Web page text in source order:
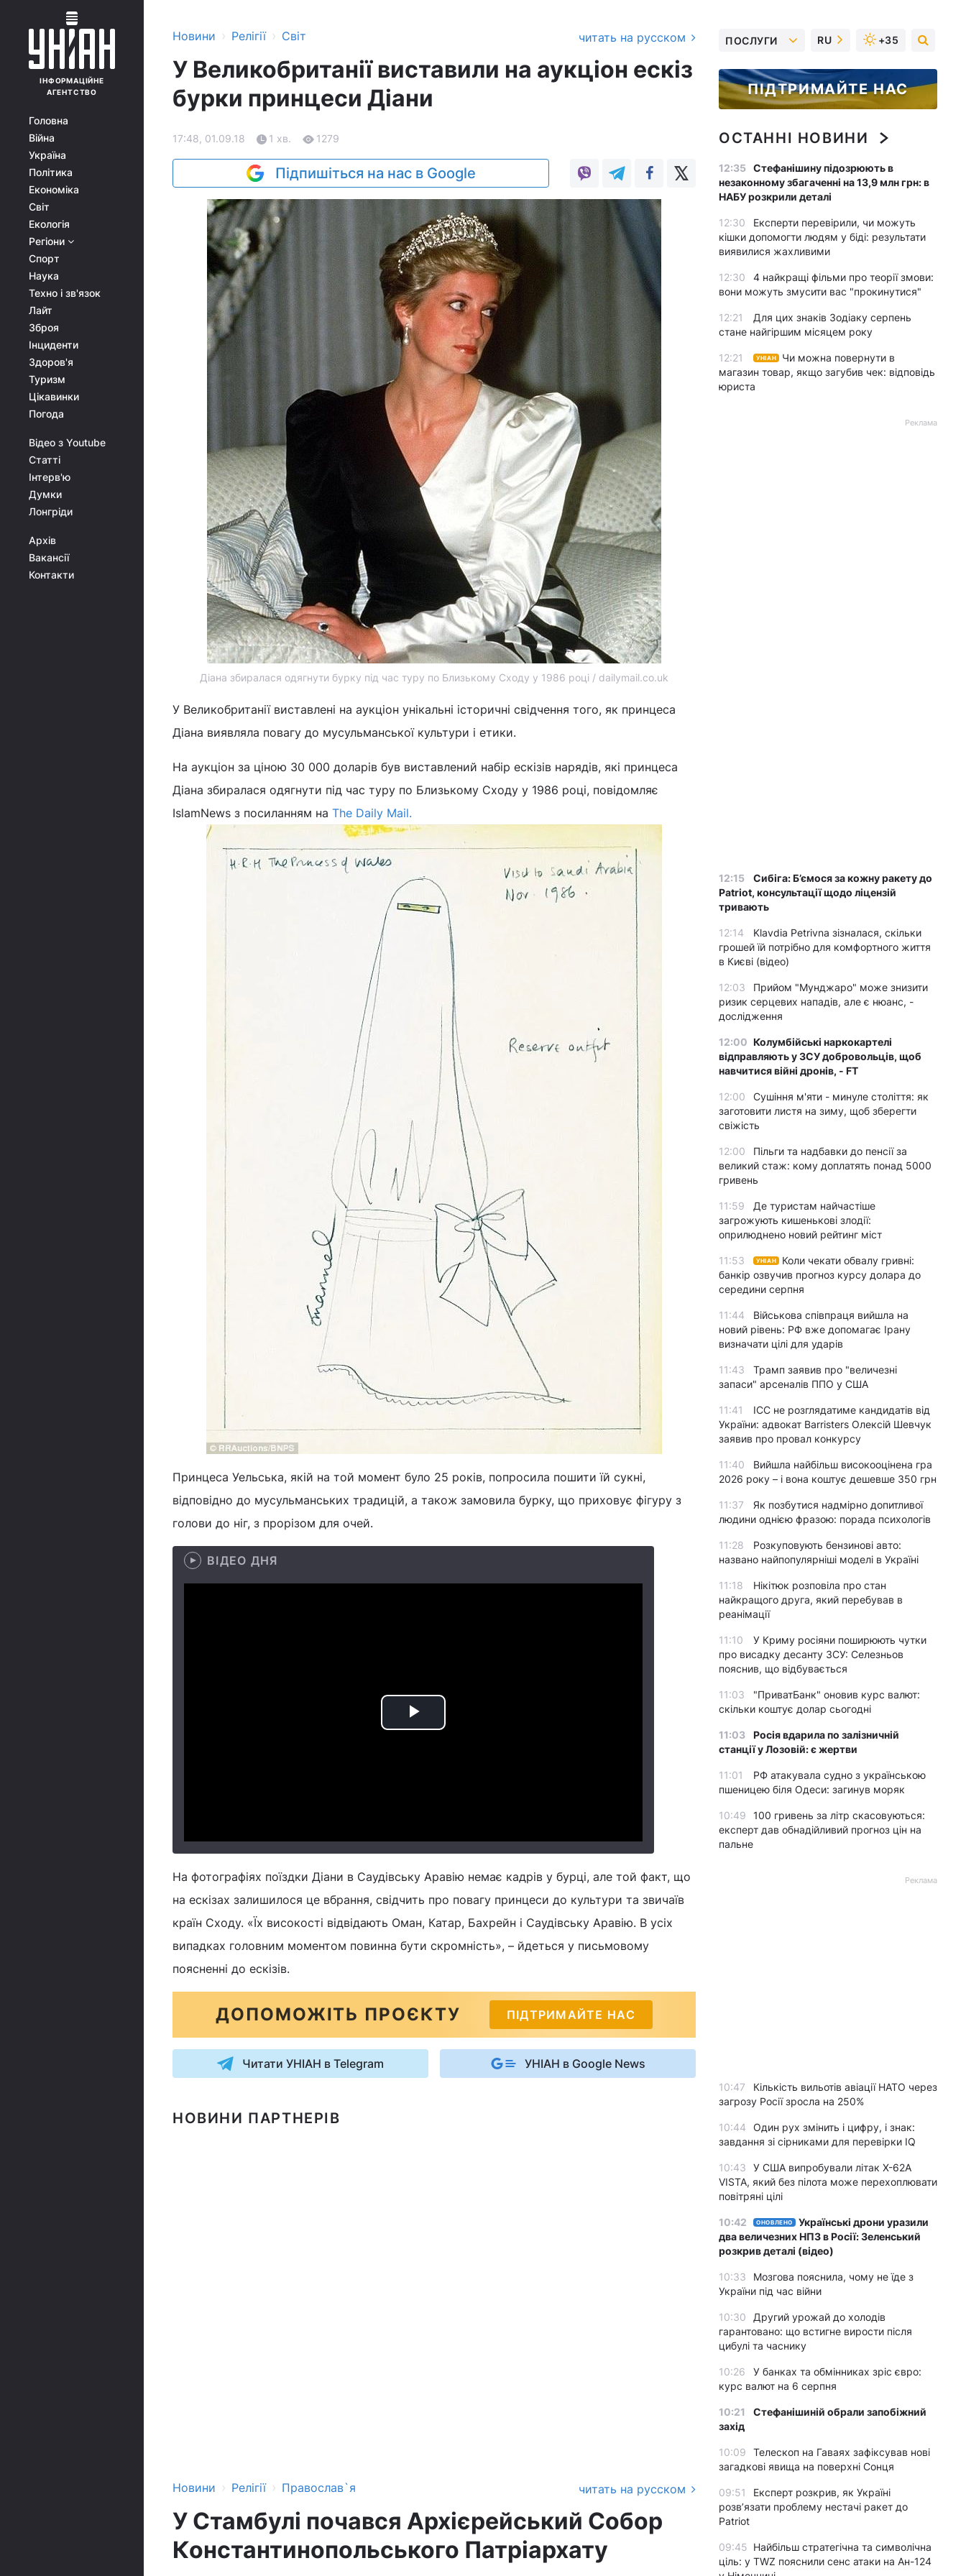
ІНФОРМАЦІЙНЕ
АГЕНТСТВО
Головна
Війна
Україна
Політика
Економіка
Світ
Екологія
Регіони
Спорт
Наука
Техно і зв'язок
Лайт
Зброя
Інциденти
Здоров'я
Туризм
Цікавинки
Погода
Відео з Youtube
Статті
Інтерв'ю
Думки
Лонгріди
Архів
Вакансії
Контакти
Новини › Релігії › Світ читать на русском
У Великобританії виставили на аукціон ескіз
бурки принцеси Діани
17:48, 01.09.18 1 хв. 1279
Підпишіться на нас в Google
Діана збиралася одягнути бурку під час туру по Близькому Сходу у 1986 році / dailymail.co.uk
У Великобританії виставлені на аукціон унікальні історичні свідчення того, як принцеса
Діана виявляла повагу до мусульманської культури і етики.
На аукціон за ціною 30 000 доларів був виставлений набір ескізів нарядів, які принцеса
Діана збиралася одягнути під час туру по Близькому Сходу у 1986 році, повідомляє
IslamNews з посиланням на The Daily Mail.
Принцеса Уельська, якій на той момент було 25 років, попросила пошити їй сукні,
відповідно до мусульманських традицій, а також замовила бурку, що приховує фігуру з
голови до ніг, з прорізом для очей.
ВІДЕО ДНЯ
Play
На фотографіях поїздки Діани в Саудівську Аравію немає кадрів у бурці, але той факт, що
на ескізах залишилося це вбрання, свідчить про повагу принцеси до культури та звичаїв
країн Сходу. «Їх високості відвідають Оман, Катар, Бахрейн і Саудівську Аравію. В усіх
випадках головним моментом повинна бути скромність», – йдеться у письмовому
поясненні до ескізів.
ДОПОМОЖІТЬ ПРОЄКТУ ПІДТРИМАЙТЕ НАС
Читати УНІАН в Telegram УНІАН в Google News
НОВИНИ ПАРТНЕРІВ
Новини › Релігії › Православ`я читать на русском
У Стамбулі почався Архієрейський Собор
Константинопольського Патріархату
ПОСЛУГИ RU +35
ПІДТРИМАЙТЕ НАС
ОСТАННІ НОВИНИ
12:35 Стефанішину підозрюють в
незаконному збагаченні на 13,9 млн грн: в
НАБУ розкрили деталі
12:30
Експерти перевірили, чи можуть
кішки допомогти людям у біді: результати
виявилися жахливими
12:30
4 найкращі фільми про теорії змови:
вони можуть змусити вас "прокинутися"
12:21
Для цих знаків Зодіаку серпень
стане найгіршим місяцем року
12:21 УНІАН
Чи можна повернути в
магазин товар, якщо загубив чек: відповідь
юриста
Реклама
12:15
Сибіга: Б’ємося за кожну ракету до
Patriot, консультації щодо ліцензій
тривають
12:14
Klavdia Petrivna зізналася, скільки
грошей їй потрібно для комфортного життя
в Києві (відео)
12:03
Прийом "Мунджаро" може знизити
ризик серцевих нападів, але є нюанс, -
дослідження
12:00 Колумбійські наркокартелі
відправляють у ЗСУ добровольців, щоб
навчитися війні дронів, - FT
12:00
Сушіння м'яти - минуле століття: як
заготовити листя на зиму, щоб зберегти
свіжість
12:00
Пільги та надбавки до пенсії за
великий стаж: кому доплатять понад 5000
гривень
11:59
Де туристам найчастіше
загрожують кишенькові злодії:
оприлюднено новий рейтинг міст
11:53 УНІАН
Коли чекати обвалу гривні:
банкір озвучив прогноз курсу долара до
середини серпня
11:44
Військова співпраця вийшла на
новий рівень: РФ вже допомагає Ірану
визначати цілі для ударів
11:43
Трамп заявив про "величезні
запаси" арсеналів ППО у США
11:41
ICC не розглядатиме кандидатів від
України: адвокат Barristers Олексій Шевчук
заявив про провал конкурсу
11:40
Вийшла найбільш високооцінена гра
2026 року – і вона коштує дешевше 350 грн
11:37
Як позбутися надмірно допитливої
людини однією фразою: порада психологів
11:28
Розкуповують бензинові авто:
названо найпопулярніші моделі в Україні
11:18
Нікітюк розповіла про стан
найкращого друга, який перебував в
реанімації
11:10
У Криму росіяни поширюють чутки
про висадку десанту ЗСУ: Селезньов
пояснив, що відбувається
11:03
"ПриватБанк" оновив курс валют:
скільки коштує долар сьогодні
11:03
Росія вдарила по залізничній
станції у Лозовій: є жертви
11:01
РФ атакувала судно з українською
пшеницею біля Одеси: загинув моряк
10:49
100 гривень за літр скасовуються:
експерт дав обнадійливий прогноз цін на
пальне
Реклама
10:47
Кількість вильотів авіації НАТО через
загрозу Росії зросла на 250%
10:44
Один рух змінить і цифру, і знак:
завдання зі сірниками для перевірки IQ
10:43
У США випробували літак X-62A
VISTA, який без пілота може перехоплювати
повітряні цілі
10:42 ОНОВЛЕНО
Українські дрони уразили
два величезних НПЗ в Росії: Зеленський
розкрив деталі (відео)
10:33
Мозгова пояснила, чому не їде з
України під час війни
10:30
Другий урожай до холодів
гарантовано: що встигне вирости після
цибулі та часнику
10:26
У банках та обмінниках зріс євро:
курс валют на 6 серпня
10:21
Стефанішиній обрали запобіжний
захід
10:09
Телескоп на Гаваях зафіксував нові
загадкові явища на поверхні Сонця
09:51
Експерт розкрив, як Україні
розвʼязати проблему нестачі ракет до
Patriot
09:45 Найбільш стратегічна та символічна
ціль: у TWZ пояснили сенс атаки на Ан-124